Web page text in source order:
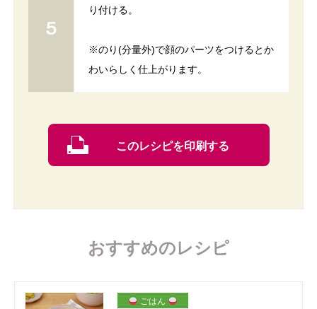
り付ける。
※のり(分量外)で顔のパーツをつけるとか
わいらしく仕上がります。
このレシピを印刷する
おすすめのレシピ
ごはん